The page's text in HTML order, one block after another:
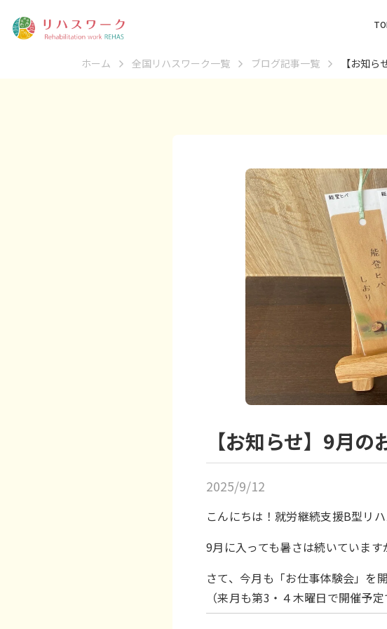
ホーム 全国リハスワーク一覧 ブログ記事一覧 【お知ら
【お知らせ】9月の
2025/9/12
こんにちは！就労継続支援B型リ
9月に入っても暑さは続いていま
さて、今月も「お仕事体験会」を
（来月も第3・４木曜日で開催予定